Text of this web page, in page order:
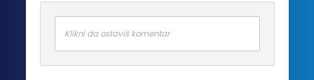
Klikni da ostaviš komentar